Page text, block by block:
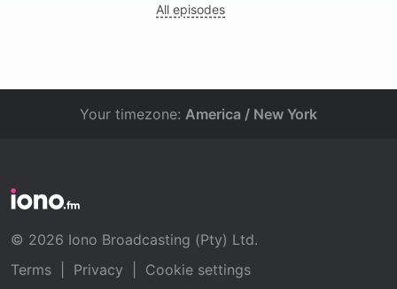
All episodes
Your timezone: America / New York
© 2026 Iono Broadcasting (Pty) Ltd.
Terms
Privacy Cookie settings